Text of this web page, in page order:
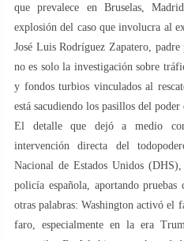
que prevalece en Bruselas,
explosión del caso que involucra al
José Luis Rodríguez Zapatero,
no es solo la investigación sobre
y fondos turbios vinculados al
está sacudiendo los pasillos del poder
El detalle que dejó a medio
intervención directa del
Nacional de Estados Unidos
policía española, aportando
otras palabras: Washington activó el
faro, especialmente en la era